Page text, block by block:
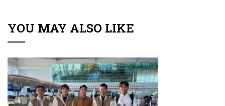
YOU MAY ALSO LIKE